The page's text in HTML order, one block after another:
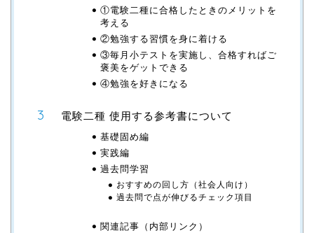
①電験二種に合格したときのメリットを
考える
②勉強する習慣を身に着ける
③毎月小テストを実施し、合格すればご
褒美をゲットできる
④勉強を好きになる
電験二種 使用する参考書について
基礎固め編
実践編
過去問学習
おすすめの回し方（社会人向け）
過去問で点が伸びるチェック項目
関連記事（内部リンク）